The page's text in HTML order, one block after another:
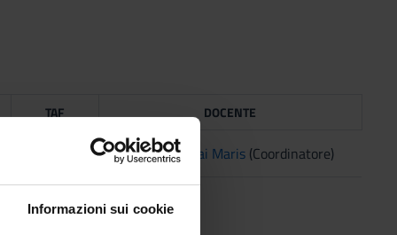
Informazioni sui cookie
TAF DOCENTE
Bogdan Mihai Maris(Coordinatore)